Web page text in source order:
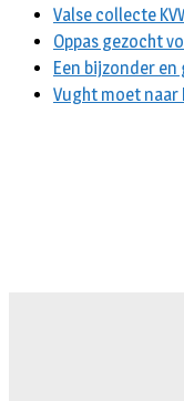
Valse collecte
Oppas gezocht
Een bijzonder
Vught moet naar